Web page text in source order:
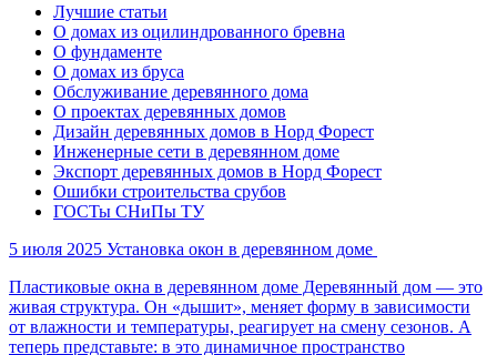
Лучшие статьи
О домах из оцилиндрованного бревна
О фундаменте
О домах из бруса
Обслуживание деревянного дома
О проектах деревянных домов
Дизайн деревянных домов в Норд Форест
Инженерные сети в деревянном доме
Экспорт деревянных домов в Норд Форест
Ошибки строительства срубов
ГОСТы СНиПы ТУ
5 июля 2025 Установка окон в деревянном доме
Пластиковые окна в деревянном доме Деревянный дом — это
живая структура. Он «дышит», меняет форму в зависимости
от влажности и температуры, реагирует на смену сезонов. А
теперь представьте: в это динамичное пространство